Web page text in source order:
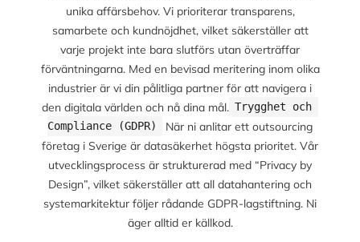
unika affärsbehov. Vi prioriterar transparens,
samarbete och kundnöjdhet, vilket säkerställer att
varje projekt inte bara slutförs utan överträffar
förväntningarna. Med en bevisad meritering inom olika
industrier är vi din pålitliga partner för att navigera i
den digitala världen och nå dina mål. Trygghet och
Compliance (GDPR)
När ni anlitar ett outsourcing
företag i Sverige är datasäkerhet högsta prioritet. Vår
utvecklingsprocess är strukturerad med “Privacy by
Design”, vilket säkerställer att all datahantering och
systemarkitektur följer rådande GDPR-lagstiftning. Ni
äger alltid er källkod.